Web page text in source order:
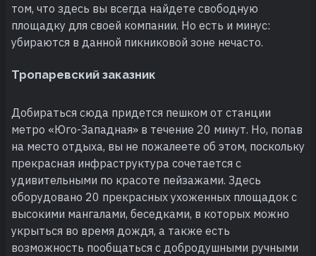
том, что здесь вы всегда найдете свободную
площадку для своей компании. Но есть и минус:
убираются в данной пикниковой зоне нечасто.
Тропаревский заказник
Добираться сюда придется пешком от станции
метро «Юго-Западная» в течение 20 минут. Но, попав
на место отдыха, вы не пожалеете об этом, поскольку
прекрасная инфраструктура сочетается с
удивительными по красоте пейзажами. Здесь
оборудовано 20 прекрасных ухоженных площадок с
высокими мангалами, беседками, в которых можно
укрыться во время дождя, а также есть
возможность пообщаться с добродушными ручными